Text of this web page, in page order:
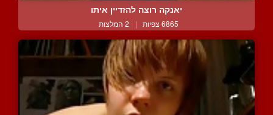
יאנקה רוצה להזדיין איתו
6865 צפיות | 2 המלצות